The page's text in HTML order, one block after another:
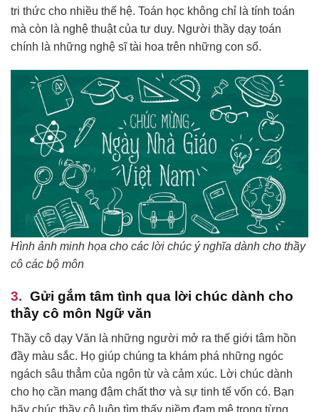
tri thức cho nhiều thế hệ. Toán học không chỉ là tính toán
mà còn là nghệ thuật của tư duy. Người thầy dạy toán
chính là những nghệ sĩ tài hoa trên những con số.
Hình ảnh minh họa cho các lời chúc ý nghĩa dành cho thầy
cô các bộ môn
Gửi gắm tâm tình qua lời chúc dành cho
thầy cô môn Ngữ văn
Thầy cô dạy Văn là những người mở ra thế giới tâm hồn
đầy màu sắc. Họ giúp chúng ta khám phá những ngóc
ngách sâu thẳm của ngôn từ và cảm xúc. Lời chúc dành
cho họ cần mang đậm chất thơ và sự tinh tế vốn có. Bạn
hãy chúc thầy cô luôn tìm thấy niềm đam mê trong từng